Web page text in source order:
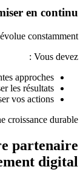
en continu
constamment.
Vous devez :
approches
les résultats
vos actions
croissance durable.
partenaire
digital